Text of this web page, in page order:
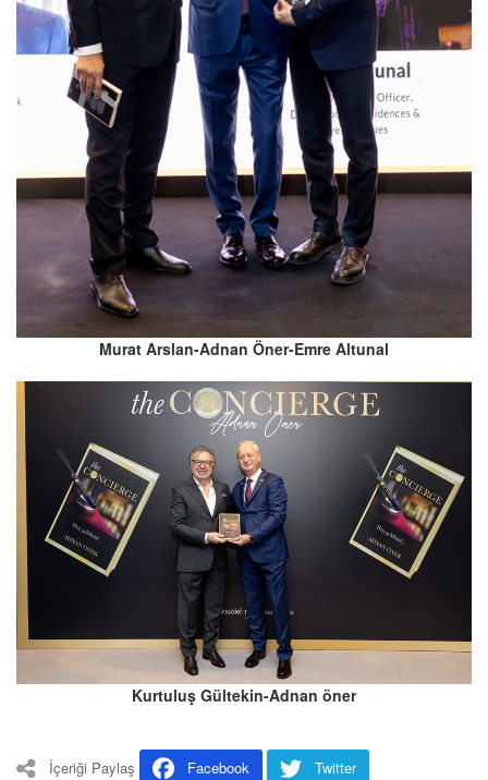
Murat Arslan-Adnan Öner-Emre Altunal
Kurtuluş Gültekin-Adnan öner
İçeriği Paylaş Facebook
Twitter